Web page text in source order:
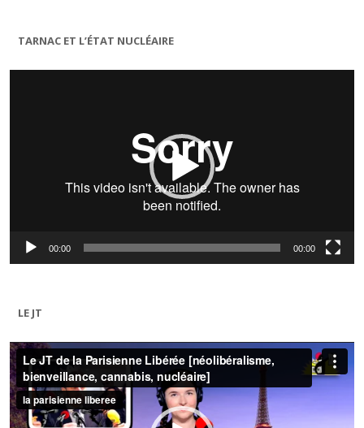
TARNAC ET L’ÉTAT NUCLÉAIRE
Lecteur
00:00 00:00
LE JT
Lecteur
vidéo